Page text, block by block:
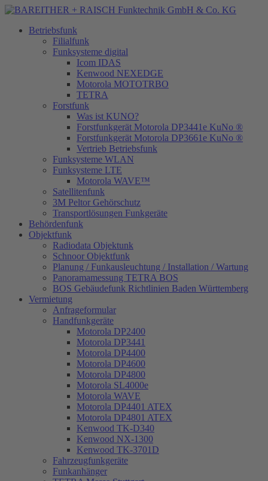
Betriebsfunk
Filialfunk
Funksysteme digital
Icom IDAS
Kenwood NEXEDGE
Motorola MOTOTRBO
TETRA
Forstfunk
Was ist KUNO?
Forstfunkgerät Motorola DP3441e KuNo ®
Forstfunkgerät Motorola DP3661e KuNo ®
Vertrieb Betriebsfunk
Funksysteme WLAN
Funksysteme LTE
Motorola WAVE™
Satellitenfunk
3M Peltor Gehörschutz
Transportlösungen Funkgeräte
Behördenfunk
Objektfunk
Radiodata Objektunk
Schnoor Objektfunk
Planung / Funkausleuchtung / Installation / Wartung
Panoramamessung TETRA BOS
BOS Gebäudefunk Richtlinien Baden Württemberg
Vermietung
Anfrageformular
Handfunkgeräte
Motorola DP2400
Motorola DP3441
Motorola DP4400
Motorola DP4600
Motorola DP4800
Motorola SL4000e
Motorola WAVE
Motorola DP4401 ATEX
Motorola DP4801 ATEX
Kenwood TK-D340
Kenwood NX-1300
Kenwood TK-3701D
Fahrzeugfunkgeräte
Funkanhänger